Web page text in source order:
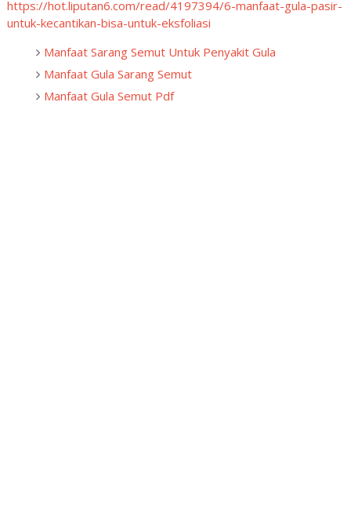
https://hot.liputan6.com/read/4197394/6-manfaat-gula-pasir-
untuk-kecantikan-bisa-untuk-eksfoliasi
Manfaat Sarang Semut Untuk Penyakit Gula
Manfaat Gula Sarang Semut
Manfaat Gula Semut Pdf